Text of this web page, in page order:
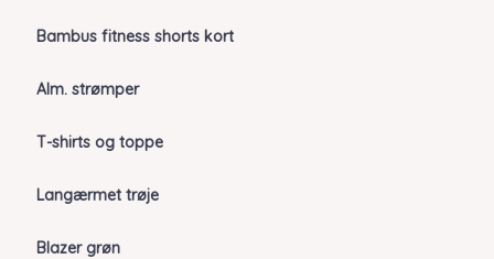
Bambus fitness shorts kort
Alm. strømper
T-shirts og toppe
Langærmet trøje
Blazer grøn